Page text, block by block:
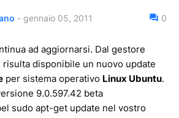
- gennaio 05, 2011 0
ad aggiornarsi. Dal gestore
disponibile un nuovo update
per sistema operativo Linux Ubuntu.
9.0.597.42 beta
sudo apt-get update nel vostro